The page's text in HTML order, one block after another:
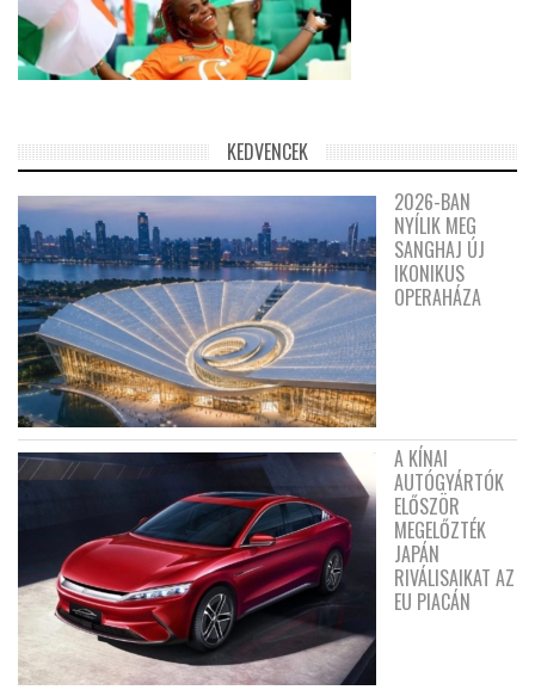
KEDVENCEK
2026-BAN
NYÍLIK MEG
SANGHAJ ÚJ
IKONIKUS
OPERAHÁZA
A KÍNAI
AUTÓGYÁRTÓK
ELŐSZÖR
MEGELŐZTÉK
JAPÁN
RIVÁLISAIKAT AZ
EU PIACÁN